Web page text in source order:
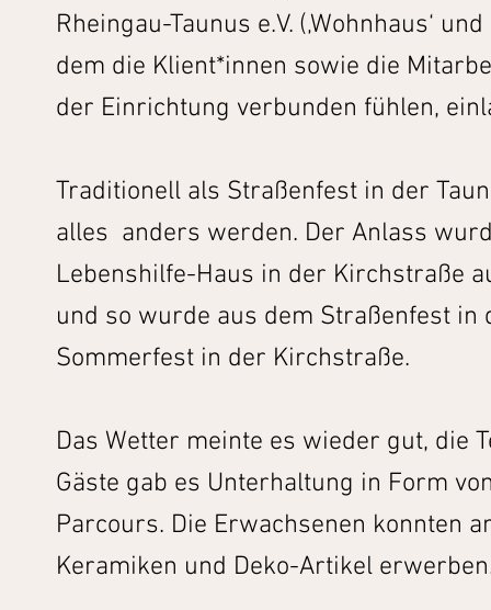
Rheingau-Taunus e.V. (‚Wohnhaus‘
dem die Klient*innen sowie die
der Einrichtung verbunden fühlen,
Traditionell als Straßenfest in der
alles anders werden. Der Anlass
Lebenshilfe-Haus in der Kirchstraße
und so wurde aus dem Straßenfest
Sommerfest in der Kirchstraße.
Das Wetter meinte es wieder gut, die
Gäste gab es Unterhaltung in Form
Parcours. Die Erwachsenen konnten
Keramiken und Deko-Artikel